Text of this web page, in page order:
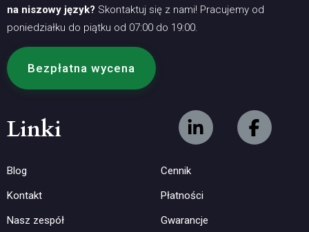
na niszowy język? Skontaktuj się z nami! Pracujemy od
poniedziałku do piątku od 07:00 do 19:00.
Bezpłatna wycena
Linki
Blog
Kontakt
Nasz zespół
Cennik
Płatności
Gwarancje